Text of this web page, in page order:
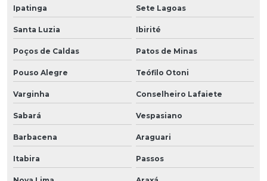
Ipatinga Sete Lagoas
Santa Luzia Ibirité
Poços de Caldas Patos de Minas
Pouso Alegre Teófilo Otoni
Varginha Conselheiro Lafaiete
Sabará Vespasiano
Barbacena Araguari
Itabira Passos